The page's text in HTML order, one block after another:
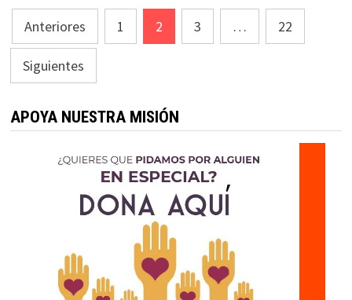
Paginación
de
entradas
Anteriores 1 2 3 … 22
Siguientes
APOYA NUESTRA MISIÓN